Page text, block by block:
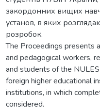
закордонних вищих
установ, в яких
розробок.
The Proceedings presents
and pedagogical workers,
and students of the
foreign higher educational
institutions, in which
considered.